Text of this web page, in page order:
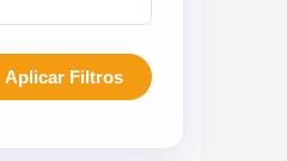
Aplicar Filtros